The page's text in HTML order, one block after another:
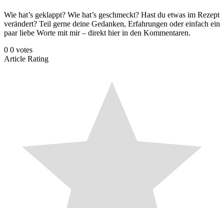
Wie hat’s geklappt? Wie hat’s geschmeckt? Hast du etwas im Rezept
verändert? Teil gerne deine Gedanken, Erfahrungen oder einfach ein
paar liebe Worte mit mir – direkt hier in den Kommentaren.
0 0 votes
Article Rating